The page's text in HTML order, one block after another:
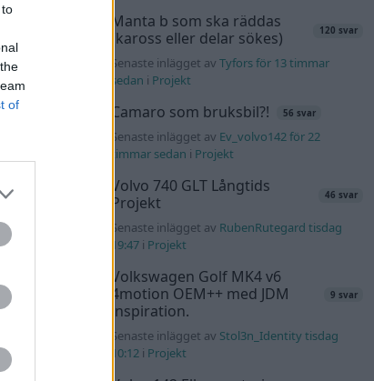
of
#43
Manta b som ska räddas
(kaross eller delar sökes)
120 svar
Senaste inlägget avTyfors för 13 timmar
sedan i Projekt
Camaro som bruksbil?! 56 svar
Senaste inlägget av Ev_volvo142 för 22
timmar sedan i Projekt
Volvo 740 GLT Långtids
Projekt
46 svar
Senaste inlägget av RubenRutegard tisdag
19:47 i Projekt
Volkswagen Golf MK4 v6
4motion OEM++ med JDM
inspiration.
9 svar
Senaste inlägget av Stol3n_Identity tisdag
10:12 i Projekt